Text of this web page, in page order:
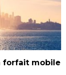
forfait mobile